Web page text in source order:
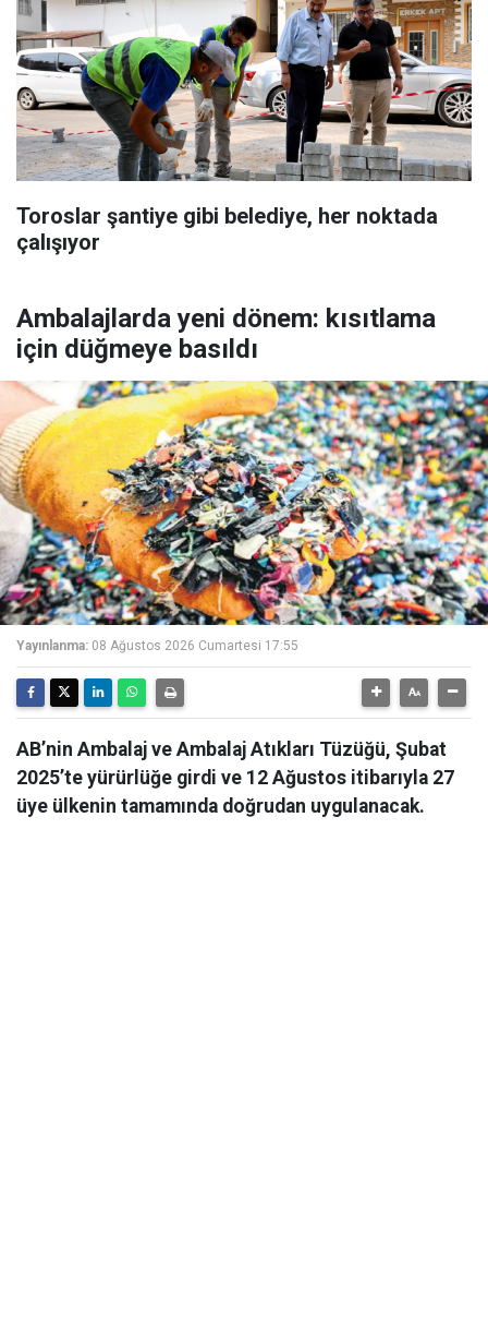
Toroslar şantiye gibi belediye, her noktada
çalışıyor
Ambalajlarda yeni dönem: kısıtlama
için düğmeye basıldı
Yayınlanma: 08 Ağustos 2026 Cumartesi 17:55
AB’nin Ambalaj ve Ambalaj Atıkları Tüzüğü, Şubat
2025’te yürürlüğe girdi ve 12 Ağustos itibarıyla 27
üye ülkenin tamamında doğrudan uygulanacak.